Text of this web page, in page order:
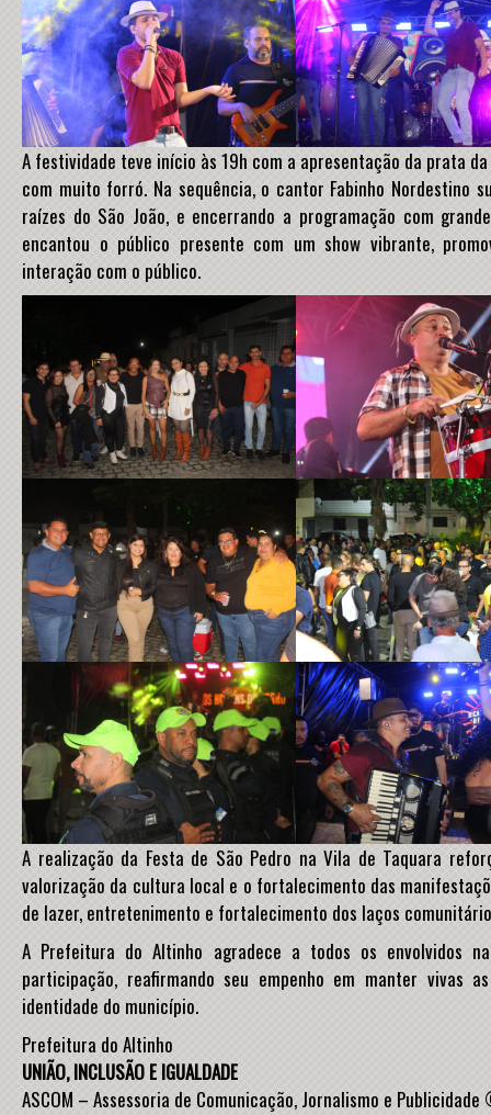
A festividade teve início às 19h com a apresentação da prata
com muito forró. Na sequência, o cantor Fabinho Nordestino
raízes do São João, e encerrando a programação com
encantou o público presente com um show vibrante,
interação com o público.
A realização da Festa de São Pedro na Vila de Taquara
valorização da cultura local e o fortalecimento das
de lazer, entretenimento e fortalecimento dos laços
A Prefeitura do Altinho agradece a todos os envolvidos
participação, reafirmando seu empenho em manter
identidade do município.
Prefeitura do Altinho
UNIÃO, INCLUSÃO E IGUALDADE
ASCOM – Assessoria de Comunicação, Jornalismo e